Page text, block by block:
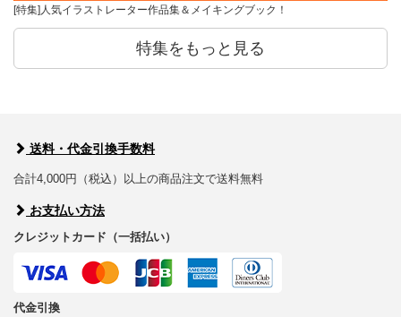
[特集]人気イラストレーター作品集＆メイキングブック！
特集をもっと見る
送料・代金引換手数料
合計4,000円（税込）以上の商品注文で送料無料
お支払い方法
クレジットカード（一括払い）
代金引換